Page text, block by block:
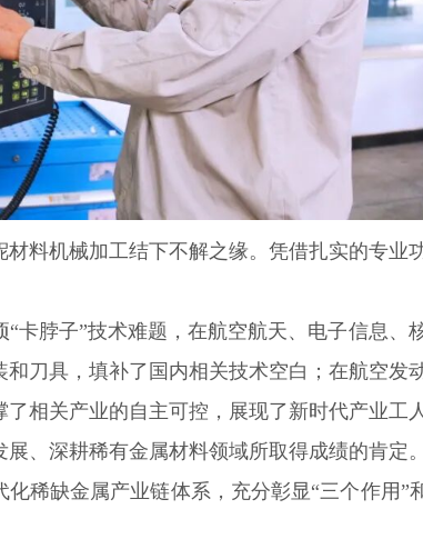
料机械加工结下不解之缘。凭借扎实的专业
卡脖子”技术难题，在航空航天、电子信息、
刀具，填补了国内相关技术空白；在航空发
了相关产业的自主可控 ，展现了新时代产业工
、深耕稀有金属材料领域所取得成绩的肯定
稀缺金属产业链体系， 充分彰显“三个作用”